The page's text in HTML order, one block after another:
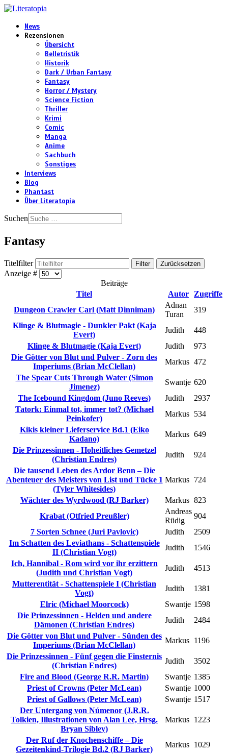
News
Rezensionen
Übersicht
Belletristik
Historik
Dark / Urban Fantasy
Fantasy
Horror / Mystery
Science Fiction
Thriller
Krimi
Comic
Manga
Anime
Sachbuch
Sonstiges
Interviews
Blog
Phantast
Über Literatopia
Suchen
Fantasy
Titelfilter Filter Zurücksetzen
Anzeige #
Beiträge
Titel
Autor
Zugriffe
Dungeon Crawler Carl (Matt Dinniman)
Adnan
Turan
319
Klinge & Blutmagie - Dunkler Pakt (Kaja
Evert)
Judith
448
Klinge & Blutmagie (Kaja Evert)
Judith
973
Die Götter von Blut und Pulver - Zorn des
Imperiums (Brian McClellan)
Markus 472
The Spear Cuts Through Water (Simon
Jimenez)
Swantje 620
The Icebound Kingdom (Juno Reeves)
Judith
2937
Tatork: Einmal tot, immer tot? (Michael
Peinkofer)
Markus 534
Kikis kleiner Lieferservice Bd.1 (Eiko
Kadano)
Markus 649
Die Prinzessinnen - Hoheitliches Gemetzel
(Christian Endres)
Judith
924
Die tausend Leben des Ardor Benn – Die
Abenteuer des Meisters von List und Tücke 1
(Tyler Whitesides)
Markus 724
Wächter des Wyrdwood (RJ Barker) Markus 823
Krabat (Otfried Preußler)
Andreas
Rüdig
904
7 Sorten Schnee (Juri Pavlovic)
Judith
2509
Im Schatten des Leviathans - Schattenspiele
II (Christian Vogt)
Judith
1546
Ich, Hannibal - Rom wird vor ihr erzittern
(Judith und Christian Vogt)
Judith
4513
Mutterentität - Schattenspiele I (Christian
Vogt)
Judith
1381
Elric (Michael Moorcock)
Swantje 1598
Die Prinzessinnen - Helden und andere
Dämonen (Christian Endres)
Judith
2484
Die Götter von Blut und Pulver - Sünden des
Imperiums (Brian McClellan)
Markus 1196
Die Prinzessinnen - Fünf gegen die Finsternis
(Christian Endres)
Judith
3502
Fire and Blood (George R.R. Martin)
Swantje 1385
Priest of Crowns (Peter McLean)
Swantje 1000
Priest of Gallows (Peter McLean)
Swantje 1517
Der Untergang von Númenor (J.R.R.
Tolkien, Illustrationen von Alan Lee, Hrsg.
Bryan Sibley)
Markus 1223
Der Ruf der Knochenschiffe – Die
Gezeitenkind-Trilogie Bd.2 (RJ Barker)
Markus 1029